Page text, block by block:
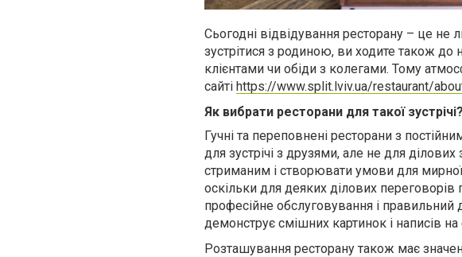
Сьогодні відвідування ресторану – це
зустрітися з родиною, ви ходите також до
клієнтами чи обіди з колегами. Тому
сайті https://www.split.lviv.ua/restaurant/
Як вибрати ресторани для такої зустрічі?
Гучні та переповнені ресторани з
для зустрічі з друзями, але не для
стриманим і створювати умови для
оскільки для деяких ділових
професійне обслуговування і
демонструє смішних картинок і написів на
Розташування ресторану також має